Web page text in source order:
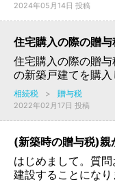
2024年05月14日 投稿
住宅購入の際の贈
住宅購入の際の贈
の新築戸建てを購入
相続税 > 贈与税
2022年02月17日 投稿
(新築時の贈与税)親
はじめまして。質
建設することになり